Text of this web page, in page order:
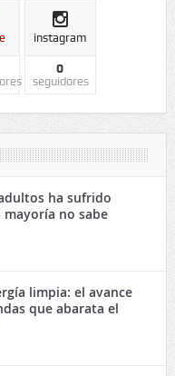
instagram
0
seguidores
ha sufrido
no sabe
limpia: el avance
que abarata el